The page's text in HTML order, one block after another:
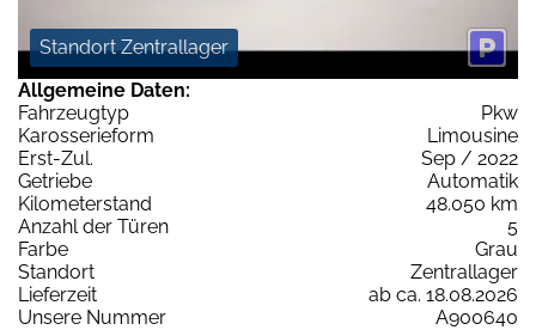
Standort Zentrallager
Allgemeine Daten:
Fahrzeugtyp
Pkw
Karosserieform
Limousine
Erst-Zul.
Sep / 2022
Getriebe
Automatik
Kilometerstand
48.050 km
Anzahl der Türen
5
Farbe
Grau
Standort
Zentrallager
Lieferzeit
ab ca. 18.08.2026
Unsere Nummer
A900640